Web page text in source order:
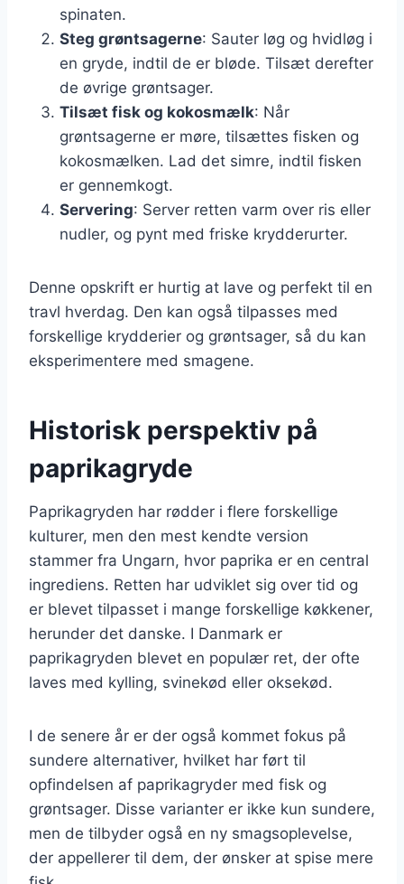
spinaten.
Steg grøntsagerne: Sauter løg og hvidløg i
en gryde, indtil de er bløde. Tilsæt derefter
de øvrige grøntsager.
Tilsæt fisk og kokosmælk: Når
grøntsagerne er møre, tilsættes fisken og
kokosmælken. Lad det simre, indtil fisken
er gennemkogt.
Servering: Server retten varm over ris eller
nudler, og pynt med friske krydderurter.
Denne opskrift er hurtig at lave og perfekt til en
travl hverdag. Den kan også tilpasses med
forskellige krydderier og grøntsager, så du kan
eksperimentere med smagene.
Historisk perspektiv på
paprikagryde
Paprikagryden har rødder i flere forskellige
kulturer, men den mest kendte version
stammer fra Ungarn, hvor paprika er en central
ingrediens. Retten har udviklet sig over tid og
er blevet tilpasset i mange forskellige køkkener,
herunder det danske. I Danmark er
paprikagryden blevet en populær ret, der ofte
laves med kylling, svinekød eller oksekød.
I de senere år er der også kommet fokus på
sundere alternativer, hvilket har ført til
opfindelsen af paprikagryder med fisk og
grøntsager. Disse varianter er ikke kun sundere,
men de tilbyder også en ny smagsoplevelse,
der appellerer til dem, der ønsker at spise mere